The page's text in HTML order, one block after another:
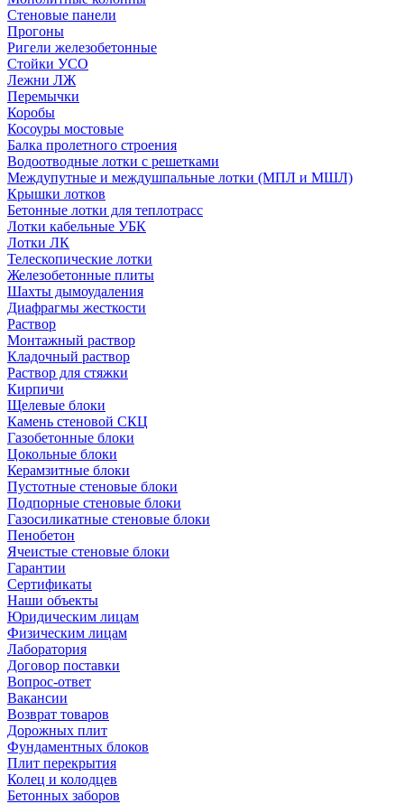
Стеновые панели
Прогоны
Ригели железобетонные
Стойки УСО
Лежни ЛЖ
Перемычки
Коробы
Косоуры мостовые
Балка пролетного строения
Водоотводные лотки с решетками
Междупутные и междушпальные лотки (МПЛ и МШЛ)
Крышки лотков
Бетонные лотки для теплотрасс
Лотки кабельные УБК
Лотки ЛК
Телескопические лотки
Железобетонные плиты
Шахты дымоудаления
Диафрагмы жесткости
Раствор
Монтажный раствор
Кладочный раствор
Раствор для стяжки
Кирпичи
Щелевые блоки
Камень стеновой СКЦ
Газобетонные блоки
Цокольные блоки
Керамзитные блоки
Пустотные стеновые блоки
Подпорные стеновые блоки
Газосиликатные стеновые блоки
Пенобетон
Ячеистые стеновые блоки
Гарантии
Сертификаты
Наши объекты
Юридическим лицам
Физическим лицам
Лаборатория
Договор поставки
Вопрос-ответ
Вакансии
Возврат товаров
Дорожных плит
Фундаментных блоков
Плит перекрытия
Колец и колодцев
Бетонных заборов